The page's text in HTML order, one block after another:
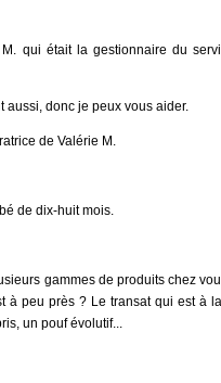
qui était la gestionnaire du
aussi, donc je peux vous aider.
de Valérie M.
de dix-huit mois.
gammes de produits chez
à peu près ? Le transat qui est à
un pouf évolutif...